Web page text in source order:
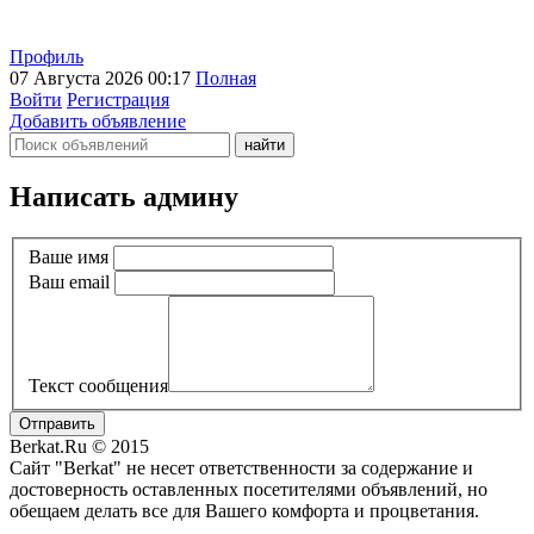
Профиль
07 Августа 2026 00:17 Полная
Войти Регистрация
Добавить объявление
Написать админу
Ваше имя
Ваш email
Текст сообщения
Отправить
Berkat.Ru © 2015
Сайт "Berkat" не несет ответственности за содержание и
достоверность оставленных посетителями объявлений, но
обещаем делать все для Вашего комфорта и процветания.